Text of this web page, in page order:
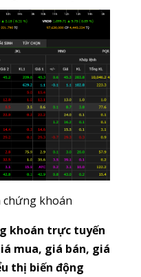
chứng khoán
khoán trực tuyến
mua, giá bán, giá
thị biến động